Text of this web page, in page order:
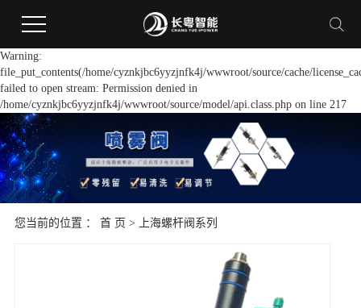
Warning:
file_put_contents(/home/cyznkjbc6yyzjnfk4j/wwwroot/source/cache/
failed to open stream: Permission denied in
/home/cyznkjbc6yyzjnfk4j/wwwroot/source/model/api.class.php on line 217
您当前的位置 ： 首 页 > 上海螺杆阀系列